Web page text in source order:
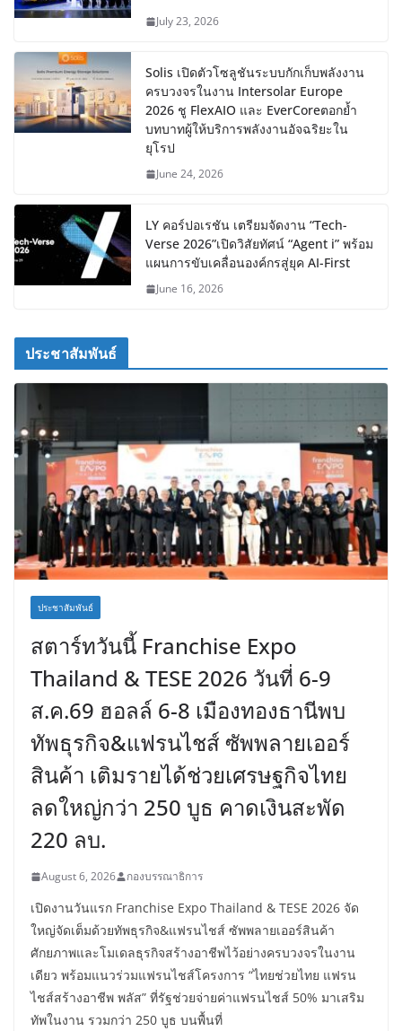
July 23, 2026
Solis เปิดตัวโซลูชันระบบกักเก็บพลังงาน
ครบวงจรในงาน Intersolar Europe
2026 ชู FlexAIO และ EverCoreตอกย้ำ
บทบาทผู้ให้บริการพลังงานอัจฉริยะใน
ยุโรป
June 24, 2026
LY คอร์ปอเรชัน เตรียมจัดงาน “Tech-
Verse 2026”เปิดวิสัยทัศน์ “Agent i” พร้อม
แผนการขับเคลื่อนองค์กรสู่ยุค AI-First
June 16, 2026
ประชาสัมพันธ์
ประชาสัมพันธ์
สตาร์ทวันนี้ Franchise Expo
Thailand & TESE 2026 วันที่ 6-9
ส.ค.69 ฮอลล์ 6-8 เมืองทองธานีพบ
ทัพธุรกิจ&แฟรนไชส์ ซัพพลายเออร์
สินค้า เติมรายได้ช่วยเศรษฐกิจไทย
ลดใหญ่กว่า 250 บูธ คาดเงินสะพัด
220 ลบ.
August 6, 2026 กองบรรณาธิการ
เปิดงานวันแรก Franchise Expo Thailand & TESE 2026 จัด
ใหญ่จัดเต็มด้วยทัพธุรกิจ&แฟรนไชส์ ซัพพลายเออร์สินค้า
ศักยภาพและโมเดลธุรกิจสร้างอาชีพไว้อย่างครบวงจรในงาน
เดียว พร้อมแนวร่วมแฟรนไชส์โครงการ “ไทยช่วยไทย แฟรน
ไชส์สร้างอาชีพ พลัส” ที่รัฐช่วยจ่ายค่าแฟรนไชส์ 50% มาเสริม
ทัพในงาน รวมกว่า 250 บูธ บนพื้นที่